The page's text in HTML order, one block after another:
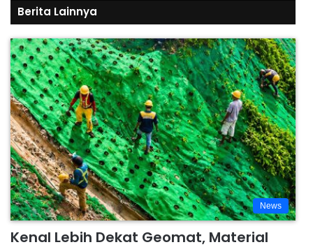
Berita Lainnya
News
Kenal Lebih Dekat Geomat, Material